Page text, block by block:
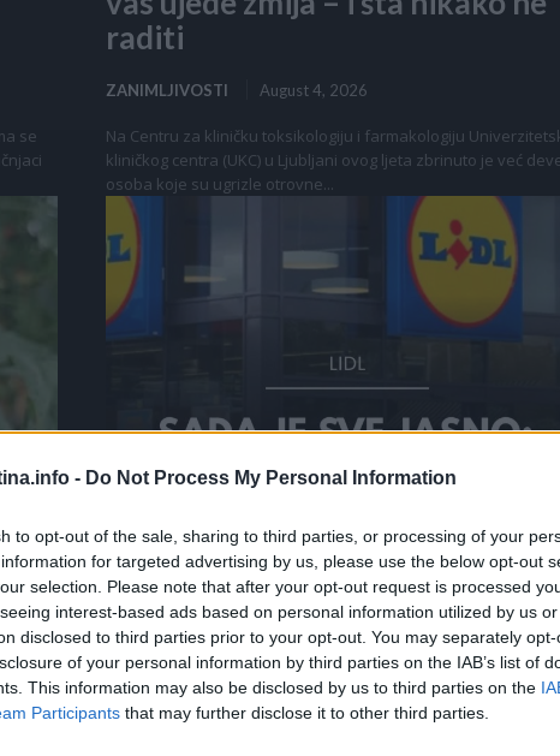
- Do Not Process My Personal Information
to opt-out of the sale, sharing to third parties, or processing of your
for targeted advertising by us, please use the below opt-out
selection. Please note that after your opt-out request is processed
interest-based ads based on personal information utilized by us
disclosed to third parties prior to your opt-out. You may separately
of your personal information by third parties on the IAB’s list of
This information may also be disclosed by us to third parties on the
Participants that may further disclose it to other third parties.
se
raditi
ZANIMLJIVOSTI August 4, 2026
Na Centru za kliničku toksikologiju i farmakologiju
kliničkog centra (UKC) u Ljubljani ovog ljeta zbrinuto je već
osoba koje su ugrizle otrovne...
Sada je sve jasno: Evo kada se
otvara Lidl u Bosni i
ZANIMLJIVOSTI August 4, 2026
Njemački trgovački lanac Lidl pokrenuo je najveći konkurs za
zapošljavanje od dolaska u Bosnu i Hercegovinu, a traži više
1.000 novih radnika za...